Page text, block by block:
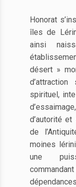
Honorat
îles de
ainsi
désert »
spirituel,
d’autorité
de
moines
une